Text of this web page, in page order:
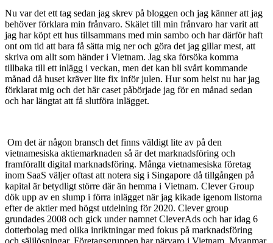
Nu var det ett tag sedan jag skrev på bloggen och jag känner att jag
behöver förklara min frånvaro. Skälet till min frånvaro har varit att
jag har köpt ett hus tillsammans med min sambo och har därför haft
ont om tid att bara få sätta mig ner och göra det jag gillar mest, att
skriva om allt som händer i Vietnam. Jag ska försöka komma
tillbaka till ett inlägg i veckan, men det kan bli svårt kommande
månad då huset kräver lite fix inför julen. Hur som helst nu har jag
förklarat mig och det här caset påbörjade jag för en månad sedan
och har längtat att få slutföra inlägget.
Om det är någon bransch det finns väldigt lite av på den
vietnamesiska aktiemarknaden så är det marknadsföring och
framförallt digital marknadsföring. Många vietnamesiska företag
inom SaaS väljer oftast att notera sig i Singapore då tillgången på
kapital är betydligt större där än hemma i Vietnam. Clever Group
dök upp av en slump i förra inlägget när jag kikade igenom listorna
efter de aktier med högst utdelning för 2020. Clever group
grundades 2008 och gick under namnet CleverAds och har idag 6
dotterbolag med olika inriktningar med fokus på marknadsföring
och säljlösningar. Företagsgruppen har närvaro i Vietnam, Myanmar,